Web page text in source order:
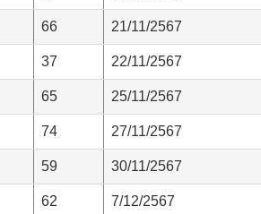
66 21/11/2567
37 22/11/2567
65 25/11/2567
74 27/11/2567
59 30/11/2567
62 7/12/2567